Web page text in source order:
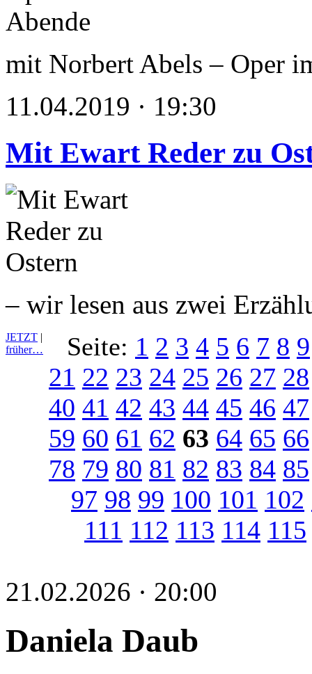
mit Norbert Abels – Oper
11.04.2019 · 19:30
Mit Ewart Reder zu
– wir lesen aus zwei
JETZT |
früher…
Seite: 1 2 3 4 5 6 7 8 9
21 22 23 24 25 26 27 28
40 41 42 43 44 45 46 47
59 60 61 62 63 64 65 66
78 79 80 81 82 83 84 85
97 98 99 100 101 102
111 112 113 114 115
21.02.2026 · 20:00
Daniela Daub